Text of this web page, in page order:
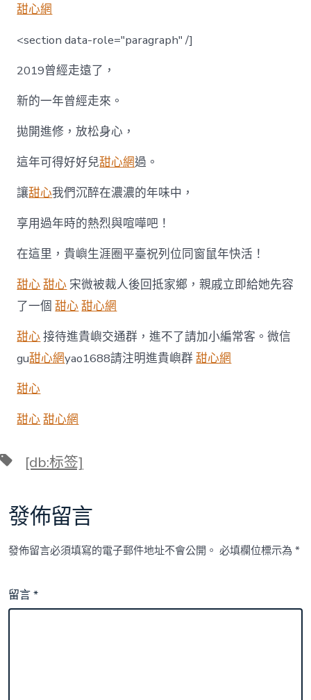
甜心網
<section data-role="paragraph" /]
2019曾經走遠了，
新的一年曾經走來。
拋開進修，放松身心，
這年可得好好兒甜心網過。
讓甜心我們沉醉在濃濃的年味中，
享用過年時的熱烈與喧嘩吧！
在這里，貴嶼生涯圈平臺祝列位同窗鼠年快活！
甜心 甜心 宋微被裁人後回抵家鄉，親戚立即給她先容
了一個甜心 甜心網
甜心 接待進貴嶼交通群，進不了請加小編常客。微信
gu甜心網yao1688請注明進貴嶼群甜心網
甜心
甜心 甜心網
標 [db:标签]
發佈留言
發佈留言必須填寫的電子郵件地址不會公開。 必填欄位標示為*
留言*